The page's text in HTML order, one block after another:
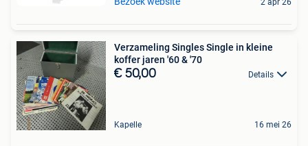
Verzameling Singles Single in kleine
koffer jaren '60 & '70
€ 50,00 Details
Kapelle 16 mei 26